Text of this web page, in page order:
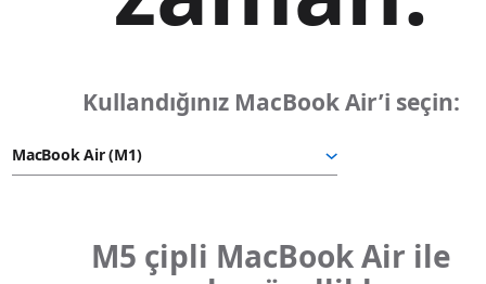
n
Kullandığınız MacBook Air’i seçin:
M5 çipli MacBook Air ile